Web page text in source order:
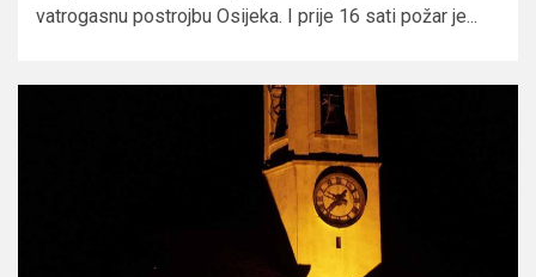
vatrogasnu postrojbu Osijeka. I prije 16 sati požar je...